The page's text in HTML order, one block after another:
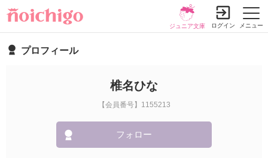
メニュー
ジュニア文庫 ログイン
プロフィール
椎名ひな
【会員番号】1155213
フォロー